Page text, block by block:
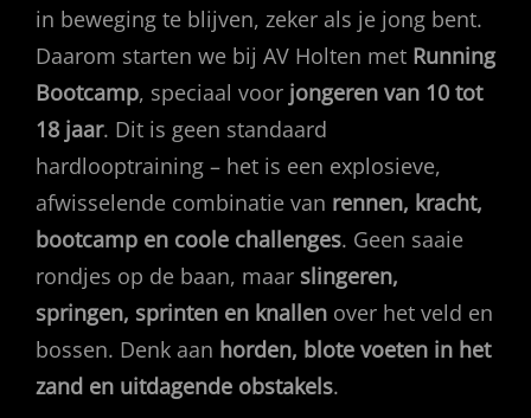
in beweging te blijven, zeker als je jong bent.
Daarom starten we bij AV Holten met Running
Bootcamp, speciaal voor jongeren van 10 tot
18 jaar. Dit is geen standaard
hardlooptraining – het is een explosieve,
afwisselende combinatie van rennen, kracht,
bootcamp en coole challenges. Geen saaie
rondjes op de baan, maar slingeren,
springen, sprinten en knallen over het veld en
bossen. Denk aan horden, blote voeten in het
zand en uitdagende obstakels.